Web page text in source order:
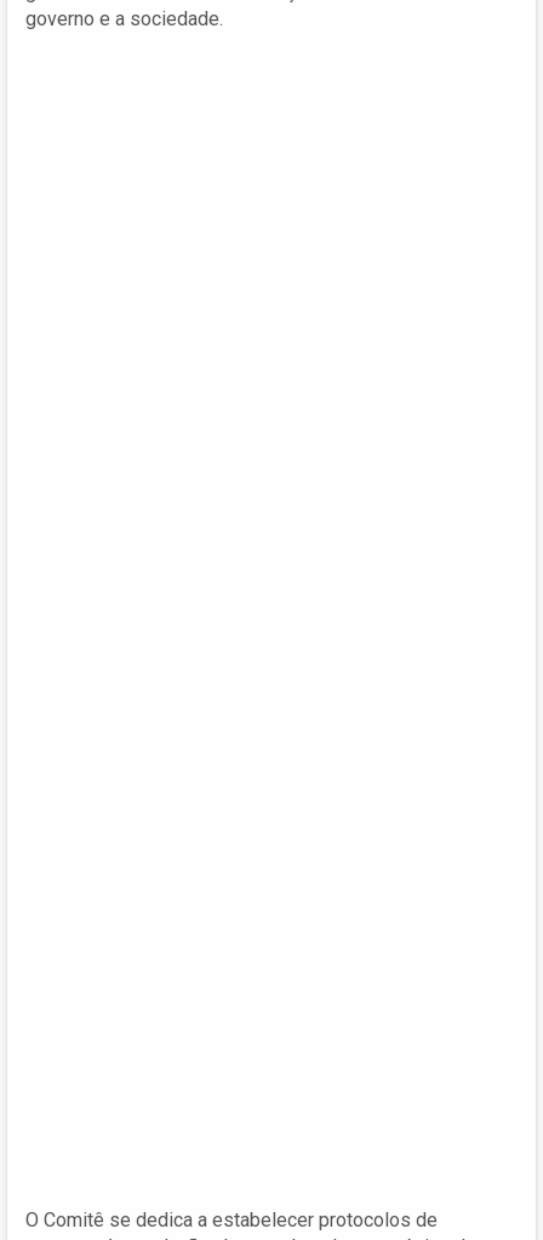
governo e a sociedade.
O Comitê se dedica a estabelecer protocolos de